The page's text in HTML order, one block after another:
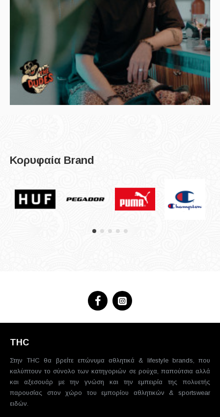
Κορυφαία Brand
THC
Στην THC θα βρείτε επώνυμα αθλητικά & lifestyle brands, που
καλύπτουν το σύνολο των κατηγοριών σε ρούχα, παπούτσια αλλά
και αξεσουάρ με την γνώση και την εμπειρία της πολυετής
παρουσίας στον χώρο του εμπορίου αθλητικών & sportswear
ειδών.